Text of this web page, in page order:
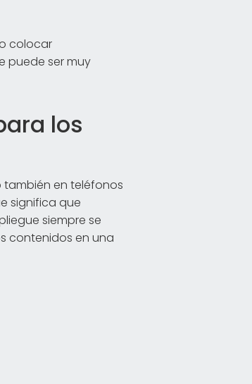
colocar
puede ser muy
los
también en teléfonos
significa que
siempre se
contenidos en una